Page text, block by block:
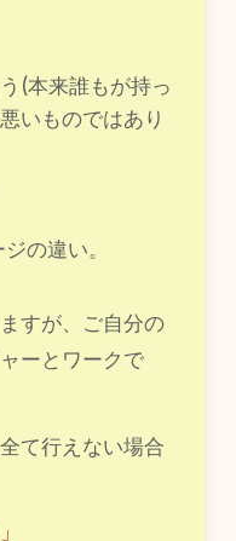
(本来誰もが持っ
いものではあり
の違い。
すが、ご自分の
ーとワークで
て行えない場合